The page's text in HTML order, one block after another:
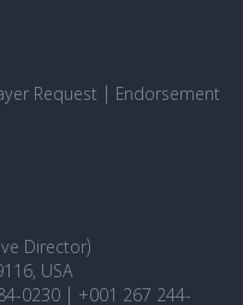
Request
Endorsement
Director)
USA
0230 | +001 267 244-